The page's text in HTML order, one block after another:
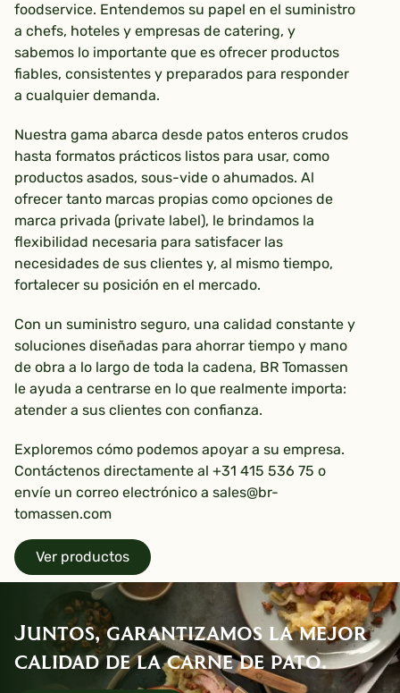
foodservice. Entendemos su papel en el suministro
a chefs, hoteles y empresas de catering, y
sabemos lo importante que es ofrecer productos
fiables, consistentes y preparados para responder
a cualquier demanda.
Nuestra gama abarca desde patos enteros crudos
hasta formatos prácticos listos para usar, como
productos asados, sous-vide o ahumados. Al
ofrecer tanto marcas propias como opciones de
marca privada (private label), le brindamos la
flexibilidad necesaria para satisfacer las
necesidades de sus clientes y, al mismo tiempo,
fortalecer su posición en el mercado.
Con un suministro seguro, una calidad constante y
soluciones diseñadas para ahorrar tiempo y mano
de obra a lo largo de toda la cadena, BR Tomassen
le ayuda a centrarse en lo que realmente importa:
atender a sus clientes con confianza.
Exploremos cómo podemos apoyar a su empresa.
Contáctenos directamente al +31 415 536 75 o
envíe un correo electrónico a sales@br-
tomassen.com
Ver productos
Juntos, garantizamos la mejor
calidad de la carne de pato.